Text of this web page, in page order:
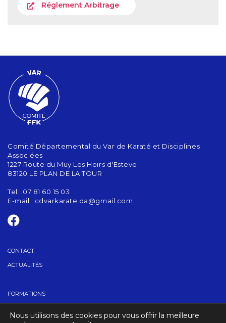
Réglement Arbitrage
Comité Départemental du Var de Karaté et Disciplines
Associées
1227 Route du Muy Les Hoirs d'Esteve
83120 LE PLAN DE LA TOUR
Tel : 07 81 60 15 03
E-mail : cdvarkarate.da@gmail.com
CONTACT
ACTUALITÉS
FORMATIONS
Nous utilisons des cookies pour vous offrir la meilleure